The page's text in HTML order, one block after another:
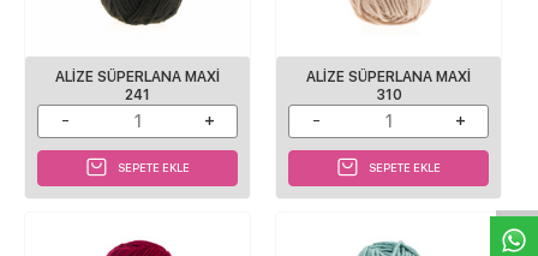
ALİZE SÜPERLANA MAXİ
241
SEPETE EKLE
ALİZE SÜPERLANA MAXİ
310
SEPETE EKLE